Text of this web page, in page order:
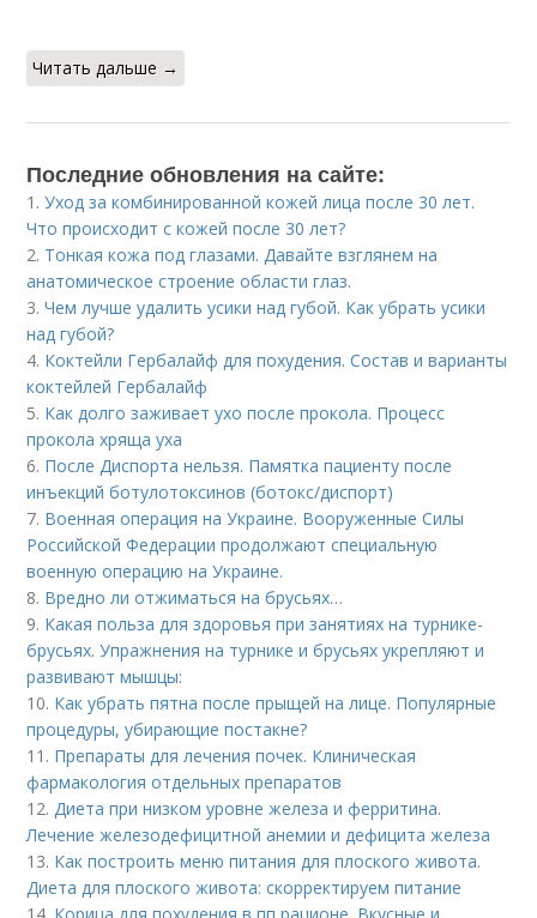
Читать дальше →
Последние обновления на сайте:
1.Уход за комбинированной кожей лица после 30 лет.
Что происходит с кожей после 30 лет?
2. Тонкая кожа под глазами. Давайте взглянем на
анатомическое строение области глаз.
3.Чем лучше удалить усики над губой. Как убрать усики
над губой?
4. Коктейли Гербалайф для похудения. Состав и варианты
коктейлей Гербалайф
5. Как долго заживает ухо после прокола. Процесс
прокола хряща уха
6. После Диспорта нельзя. Памятка пациенту после
инъекций ботулотоксинов (ботокс/диспорт)
7. Военная операция на Украине. Вооруженные Силы
Российской Федерации продолжают специальную
военную операцию на Украине.
8. Вредно ли отжиматься на брусьях…
9. Какая польза для здоровья при занятиях на турнике-
брусьях. Упражнения на турнике и брусьях укрепляют и
развивают мышцы:
10. Как убрать пятна после прыщей на лице. Популярные
процедуры, убирающие постакне?
11. Препараты для лечения почек. Клиническая
фармакология отдельных препаратов
12.Диета при низком уровне железа и ферритина.
Лечение железодефицитной анемии и дефицита железа
13. Как построить меню питания для плоского живота.
Диета для плоского живота: скорректируем питание